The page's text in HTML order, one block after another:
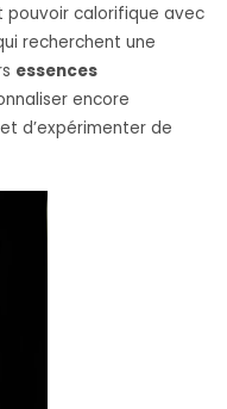
pouvoir calorifique avec
recherchent une
essences
encore
d’expérimenter de